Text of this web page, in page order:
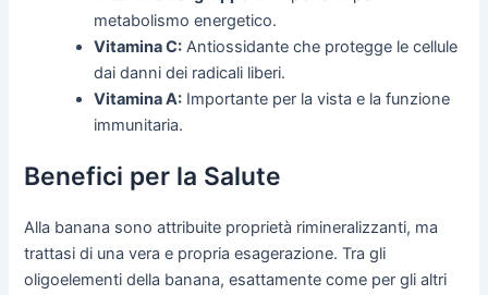
metabolismo energetico.
Vitamina C: Antiossidante che protegge le cellule
dai danni dei radicali liberi.
Vitamina A: Importante per la vista e la funzione
immunitaria.
Benefici per la Salute
Alla banana sono attribuite proprietà rimineralizzanti, ma
trattasi di una vera e propria esagerazione. Tra gli
oligoelementi della banana, esattamente come per gli altri